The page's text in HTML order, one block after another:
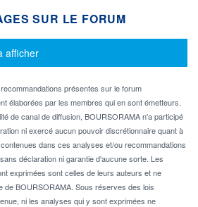
SUR LE FORUM
afficher
présentes sur le forum
élaborées par les membres qui en sont émetteurs.
de canal de diffusion, BOURSORAMA n'a participé
ni exercé aucun pouvoir discrétionnaire quant à
dans ces analyses et/ou recommandations
déclaration ni garantie d'aucune sorte. Les
exprimées sont celles de leurs auteurs et ne
de BOURSORAMA. Sous réserves des lois
ni les analyses qui y sont exprimées ne